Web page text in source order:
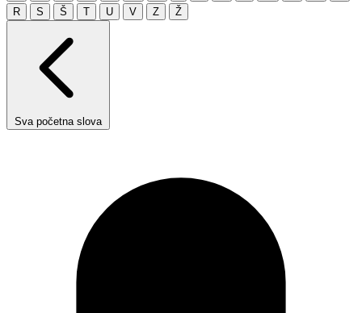
R
S Š T U V Z Ž
Sva početna slova